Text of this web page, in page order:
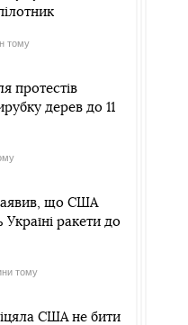
тому
протестів
дерев до 11
що США
ракети до
тому
США не бити